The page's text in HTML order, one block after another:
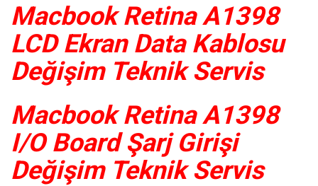
Macbook Retina A1398
LCD Ekran Data Kablosu
Değişim Teknik Servis
Macbook Retina A1398
I/O Board Şarj Girişi
Değişim Teknik Servis